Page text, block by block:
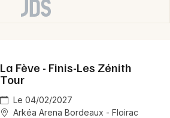
La Fève - Finis-Les Zénith
Tour
Le 04/02/2027
Arkéa Arena Bordeaux - Floirac